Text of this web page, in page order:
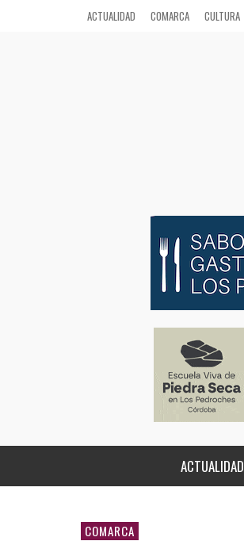
ACTUALIDAD COMARCA CULTURA
ACTUALIDAD
COMARCA